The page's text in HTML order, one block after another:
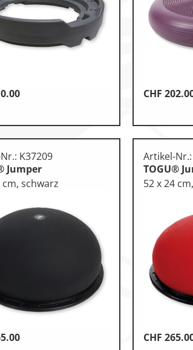
CHF
K37209
Jumper
cm, schwarz
Artikel-
TOGU®
52 x 24
CHF